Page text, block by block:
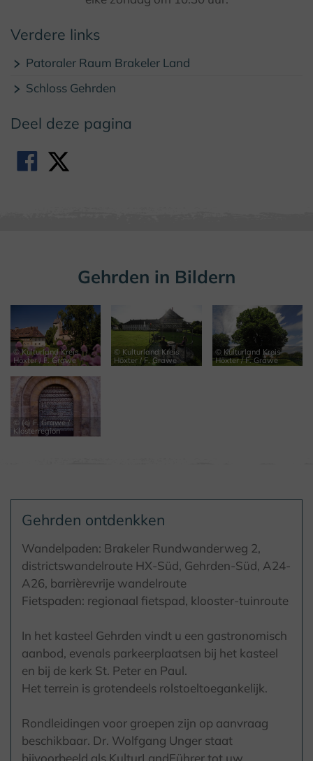
Verdere links
Patoraler Raum Brakeler Land
Schloss Gehrden
Deel deze pagina
Gehrden in Bildern
© Kulturland Kreis
Höxter / F. Grawe
© Kulturland Kreis
Höxter / F. Grawe
© Kulturland Kreis
Höxter / F. Grawe
© (c) F. Grawe /
Klosterregion
Gehrden ontdenkken
Wandelpaden: Brakeler Rundwanderweg 2,
districtswandelroute HX-Süd, Gehrden-Süd, A24-
A26, barrièrevrije wandelroute
Fietspaden: regionaal fietspad, klooster-tuinroute
In het kasteel Gehrden vindt u een gastronomisch
aanbod, evenals parkeerplaatsen bij het kasteel
en bij de kerk St. Peter en Paul.
Het terrein is grotendeels rolstoeltoegankelijk.
Rondleidingen voor groepen zijn op aanvraag
beschikbaar. Dr. Wolfgang Unger staat
bijvoorbeeld als KulturLandFührer tot uw